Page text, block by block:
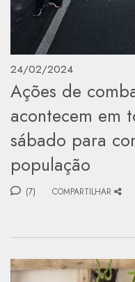
24/02/2024
Ações de
acontecem em
sábado para
população
(7) COMPARTILHAR